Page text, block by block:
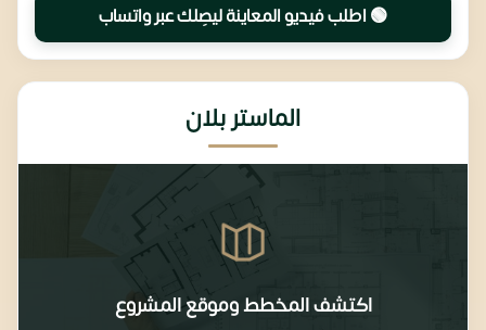
🟢 اطلب فيديو المعاينة ليصِلك عبر واتساب
الماستر بلان
اكتشف المخطط وموقع المشروع